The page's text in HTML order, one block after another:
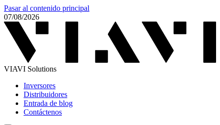
Pasar al contenido principal
07/08/2026
VIAVI Solutions
Inversores
Distribuidores
Entrada de blog
Contáctenos